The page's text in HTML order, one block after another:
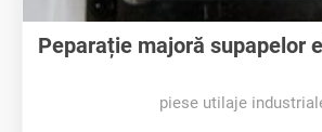
Рeparație majoră supapelor
piese utilaje